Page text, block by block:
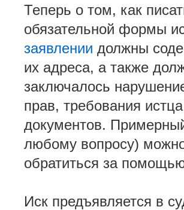
Теперь о том, как
обязательной формы
заявлении должны
их адреса, а также
заключалось
прав, требования
документов.
любому вопросу)
обратиться за
Иск предъявляется в